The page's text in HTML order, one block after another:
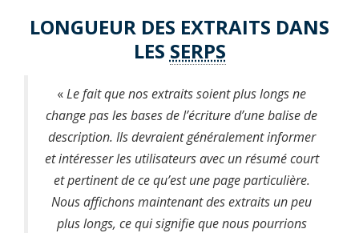
LONGUEUR DES EXTRAITS DANS
LES SERPS
«Le fait que nos extraits soient plus longs ne
change pas les bases de l’écriture d’une balise de
description. Ils devraient généralement informer
et intéresser les utilisateurs avec un résumé court
et pertinent de ce qu’est une page particulière.
Nous affichons maintenant des extraits un peu
plus longs, ce qui signifie que nous pourrions